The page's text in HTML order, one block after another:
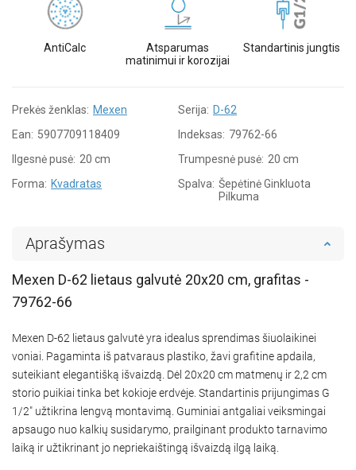
AntiCalc
Atsparumas
matinimui ir korozijai
Standartinis jungtis
Prekės ženklas: Mexen Serija: D-62
Ean: 5907709118409 Indeksas: 79762-66
Ilgesnė pusė: 20 cm Trumpesnė pusė: 20 cm
Forma: Kvadratas Spalva: Šepėtinė Ginkluota
Pilkuma
Aprašymas
Mexen D-62 lietaus galvutė 20x20 cm, grafitas -
79762-66
Mexen D-62 lietaus galvutė yra idealus sprendimas šiuolaikinei
voniai. Pagaminta iš patvaraus plastiko, žavi grafitine apdaila,
suteikiant elegantišką išvaizdą. Dėl 20x20 cm matmenų ir 2,2 cm
storio puikiai tinka bet kokioje erdvėje. Standartinis prijungimas G
1/2" užtikrina lengvą montavimą. Guminiai antgaliai veiksmingai
apsaugo nuo kalkių susidarymo, prailginant produkto tarnavimo
laiką ir užtikrinant jo nepriekaištingą išvaizdą ilgą laiką.